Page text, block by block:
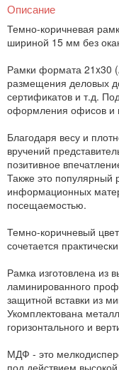
Описание
Темно-коричневая
шириной 15 мм без
Рамки формата 21x30
размещения деловых
сертификатов и т.д.
оформления офисов и
Благодаря весу и
вручений
позитивное
Также это популярный
информационных
посещаемостью.
Темно-коричневый
сочетается
Рамка изготовлена из
ламинированного
защитной вставки из
Укомплектована
горизонтального и
МДФ - это